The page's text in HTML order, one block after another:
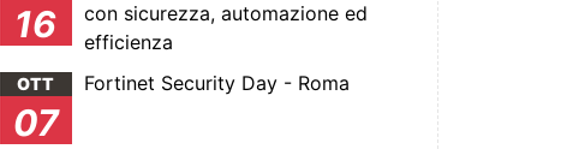
16
con sicurezza, automazione ed
efficienza
OTT
07
Fortinet Security Day - Roma